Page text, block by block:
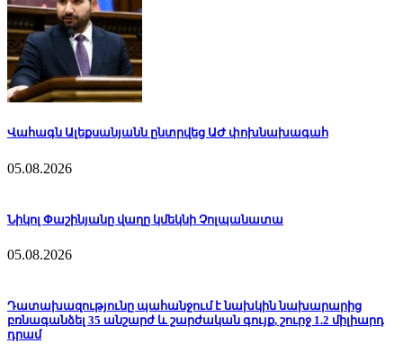
Վահագն Ալեքսանյանն ընտրվեց ԱԺ փոխնախագահ
05.08.2026
Նիկոլ Փաշինյանը վաղը կմեկնի Չոլպանատա
05.08.2026
Դատախազությունը պահանջում է նախկին նախարարից
բռնագանձել 35 անշարժ և շարժական գույք, շուրջ 1.2 միլիարդ
դրամ